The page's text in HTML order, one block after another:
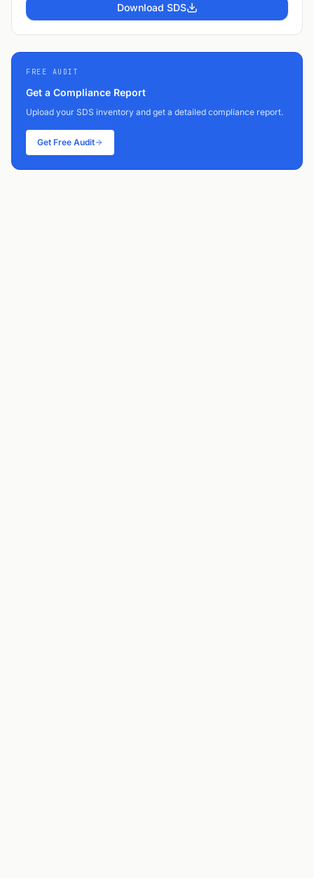
Download SDS
FREE AUDIT
Get a Compliance Report
Upload your SDS inventory and get a detailed compliance report.
Get Free Audit